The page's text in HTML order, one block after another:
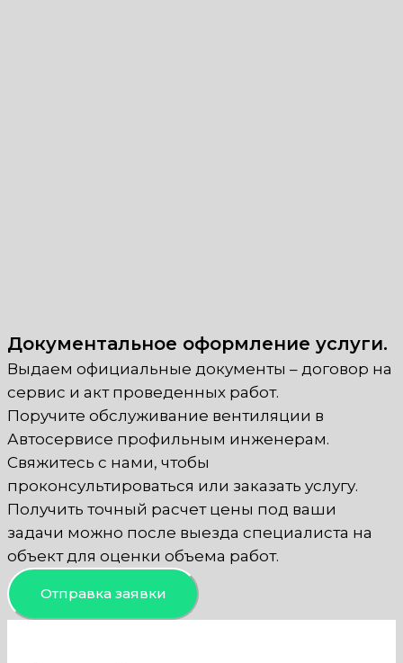
Документальное оформление услуги.
Выдаем официальные документы – договор на
сервис и акт проведенных работ.
Поручите обслуживание вентиляции в
Автосервисе профильным инженерам.
Свяжитесь с нами, чтобы
проконсультироваться или заказать услугу.
Получить точный расчет цены под ваши
задачи можно после выезда специалиста на
объект для оценки объема работ.
Отправка заявки